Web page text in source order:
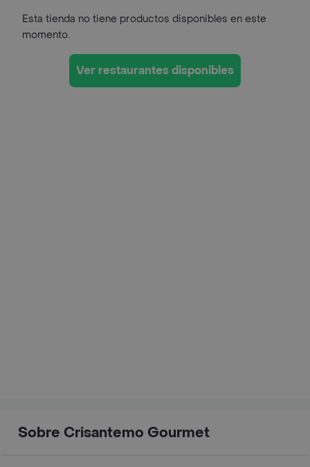
Esta tienda no tiene productos disponibles en este
momento.
Ver restaurantes disponibles
Sobre Crisantemo Gourmet